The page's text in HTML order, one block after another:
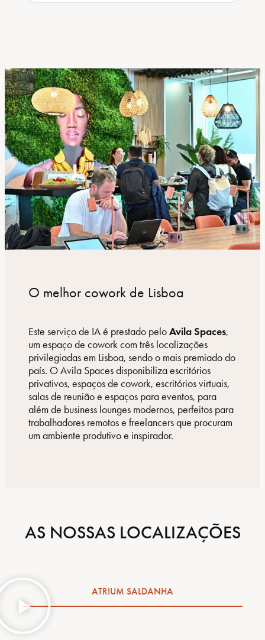
O melhor cowork de Lisboa
Este serviço de IA é prestado peloAvila Spaces,
um espaço de cowork com três localizações
privilegiadas em Lisboa, sendo o mais premiado do
país. O Avila Spaces disponibiliza escritórios
privativos, espaços de cowork, escritórios virtuais,
salas de reunião e espaços para eventos, para
além de business lounges modernos, perfeitos para
trabalhadores remotos e freelancers que procuram
um ambiente produtivo e inspirador.
AS NOSSAS LOCALIZAÇÕES
ATRIUM SALDANHA